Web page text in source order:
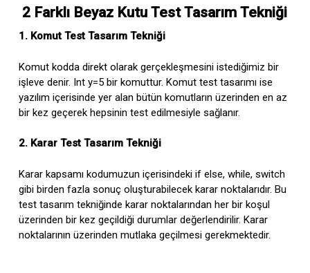
2 Farklı Beyaz Kutu Test Tasarım Tekniği
1. Komut Test Tasarım Tekniği
Komut kodda direkt olarak gerçekleşmesini istediğimiz bir
işleve denir. Int y=5 bir komuttur. Komut test tasarımı ise
yazılım içerisinde yer alan bütün komutların üzerinden en az
bir kez geçerek hepsinin test edilmesiyle sağlanır.
2. Karar Test Tasarım Tekniği
Karar kapsamı kodumuzun içerisindeki if else, while, switch
gibi birden fazla sonuç oluşturabilecek karar noktalarıdır. Bu
test tasarım tekniğinde karar noktalarından her bir koşul
üzerinden bir kez geçildiği durumlar değerlendirilir. Karar
noktalarının üzerinden mutlaka geçilmesi gerekmektedir.